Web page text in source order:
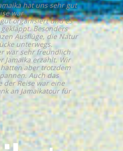
hat uns sehr gut
war
organisiert und es
Besonders
Ausflüge, die Natur
unterwegs.
war sehr freundlich
Jamaika erzählt. Wir
aber trotzdem
Auch das
der Reise war eine
an Jamaikatour für